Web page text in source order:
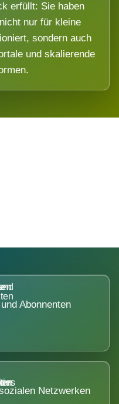
erfüllt: Sie haben
nur für kleine
sondern auch
und skalierende
Abonnenten
Netzwerken